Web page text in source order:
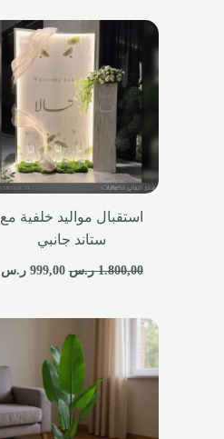
استقبال مواليد خلفية مع
ستاند جانبي
1.800,00 ر.س 999,00 ر.س